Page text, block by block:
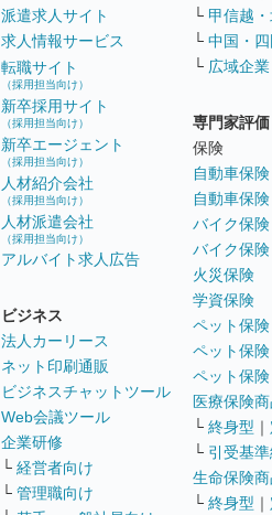
派遣求人サイト
求人情報サービス
転職サイト
（採用担当向け）
新卒採用サイト
（採用担当向け）
新卒エージェント
（採用担当向け）
人材紹介会社
（採用担当向け）
人材派遣会社
（採用担当向け）
アルバイト求人広告
ビジネス
法人カーリース
ネット印刷通販
ビジネスチャットツール
Web会議ツール
企業研修
└ 経営者向け
└ 管理職向け
└ 甲信越
└ 中国・四
└ 広域企業
専門家評価
保険
自動車保
自動車保
バイク保
バイク保
火災保険
学資保険
ペット保険
ペット保
ペット保
医療保険
└ 終身型 ｜
└ 引受基
生命保険商
└ 終身型 ｜